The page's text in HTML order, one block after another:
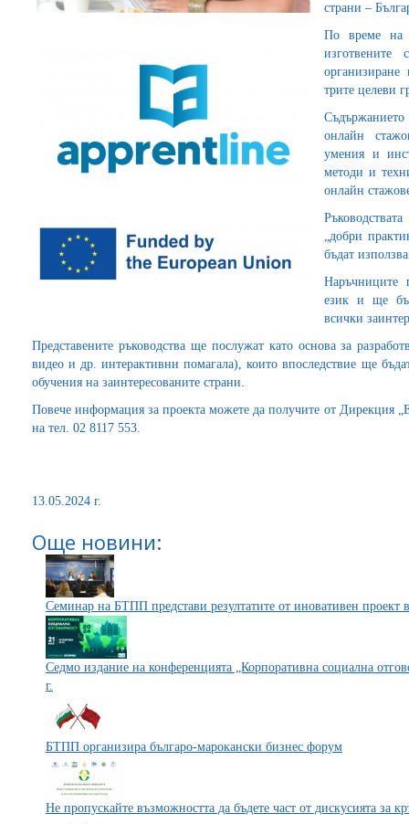
страни –
По време на
изготвените
трите целеви
Съдържанието
онлайн
умения и
методи и
онлайн
„добри
бъдат
Наръчниците
език и ще
всички
Представените ръководства ще послужат като основа за
видео и др. интерактивни помагала), които впоследствие ще
обучения на заинтересованите страни.
Повече информация за проекта можете да получите от Дирекция
на тел. 02 8117 553.
13.05.2024 г.
Още новини:
Семинар на БТПП представи резултатите от иновативен проект
Седмо издание на конференцията „Корпоративна социална
г.
БТПП организира българо-марокански бизнес форум
Не пропускайте възможността да бъдете част от дискусията за